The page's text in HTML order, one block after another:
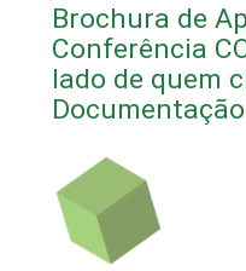
Brochura de
Conferência
lado de quem